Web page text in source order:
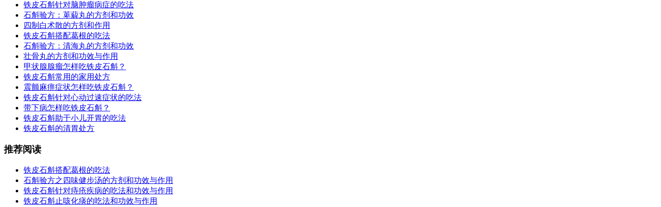
铁皮石斛针对脑肿瘤病症的吃法
石斛验方：萆薢丸的方剂和功效
四制白术散的方剂和作用
铁皮石斛搭配葛根的吃法
石斛验方：清海丸的方剂和功效
壮骨丸的方剂和功效与作用
甲状腺腺瘤怎样吃铁皮石斛？
铁皮石斛常用的家用处方
震颤麻痹症状怎样吃铁皮石斛？
铁皮石斛针对心动过速症状的吃法
带下病怎样吃铁皮石斛？
铁皮石斛助于小儿开胃的吃法
铁皮石斛的清胃处方
推荐阅读
铁皮石斛搭配葛根的吃法
石斛验方之四味健步汤的方剂和功效与作用
铁皮石斛针对痔疮疾病的吃法和功效与作用
铁皮石斛止咳化痰的吃法和功效与作用